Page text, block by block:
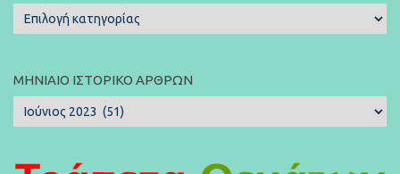
Κατηγορίες
Άρθρων:
ΜΗΝΙΑΊΟ ΙΣΤΟΡΙΚΌ ΆΡΘΡΩΝ
Μηνιαίο
Ιστορικό